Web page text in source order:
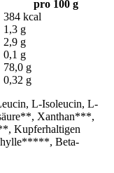
pro 100 g
384 kcal
1,3 g
2,9 g
0,1 g
78,0 g
0,32 g
L-Isoleucin, L-
Xanthan***,
Kupferhaltigen
Beta-